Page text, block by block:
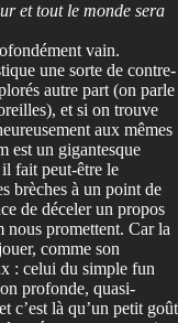
et tout le monde sera
vain.
une sorte de contre-
autre part (on parle
et si on trouve
aux mêmes
est un gigantesque
fait peut-être le
brèches à un point de
de déceler un propos
promettent. Car la
comme son
: celui du simple fun
profonde, quasi-
c’est là qu’un petit goût